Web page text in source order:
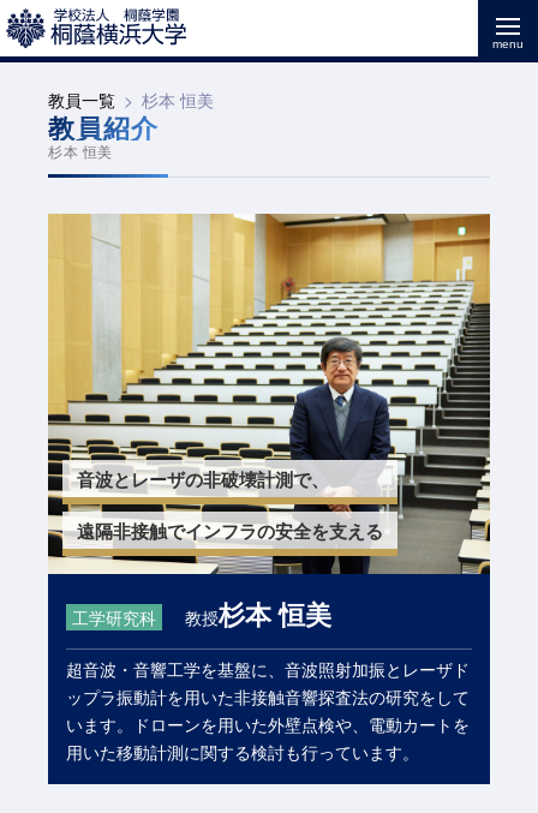
教員一覧 杉本 恒美
教員紹介
杉本 恒美
音波とレーザの非破壊計測で、
遠隔非接触でインフラの安全を支える
工学研究科 教授杉本 恒美
超音波・音響工学を基盤に、音波照射加振とレーザド
ップラ振動計を用いた非接触音響探査法の研究をして
います。ドローンを用いた外壁点検や、電動カートを
用いた移動計測に関する検討も行っています。